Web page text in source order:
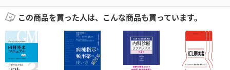
この商品を買った人は、こんな商品も買っています。